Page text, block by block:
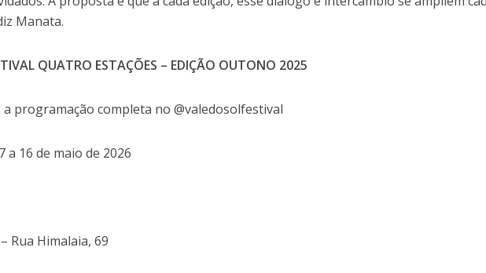
Manata.
QUATRO ESTAÇÕES – EDIÇÃO OUTONO 2025
a programação completa no @valedosolfestival
a 16 de maio de 2026
– Rua Himalaia, 69